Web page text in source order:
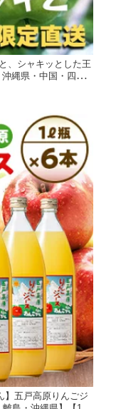
、シャキッとした王
縄県・中国・四
】五戸高原りんごジ